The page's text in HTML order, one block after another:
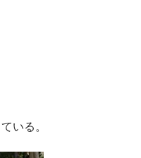
いる。